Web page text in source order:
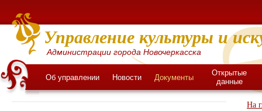
Управление культуры и
Администрации города Новочеркасска
Об управлении Новости Документы
Открытые
данные
На